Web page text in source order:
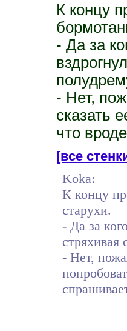
К концу
- Да за
- Нет,
сказать
что
[все
Koka:
К концу
старухи.
- Да за
стряхивая
- Нет,